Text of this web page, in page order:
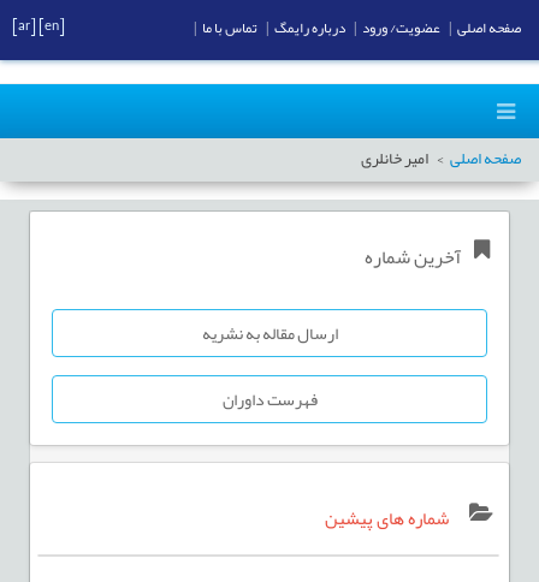
صفحه اصلی امیر خانلری
آخرین شماره
ارسال مقاله به نشریه
فهرست داوران
شماره های پیشین
صفحه اصلی عضویت/ ورود درباره رایمگ تماس با ما [ar]